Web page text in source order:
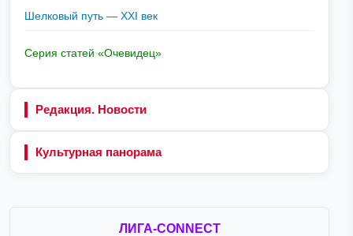
Шелковый путь — XXI век
Серия статей «Очевидец»
Редакция. Новости
Культурная панорама
ЛИГА-CONNECT